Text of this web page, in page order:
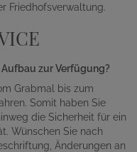
Friedhofsverwaltung.
zur Verfügung?
Grabmal bis zum
Somit haben Sie
die Sicherheit für ein
Wünschen Sie nach
Änderungen an